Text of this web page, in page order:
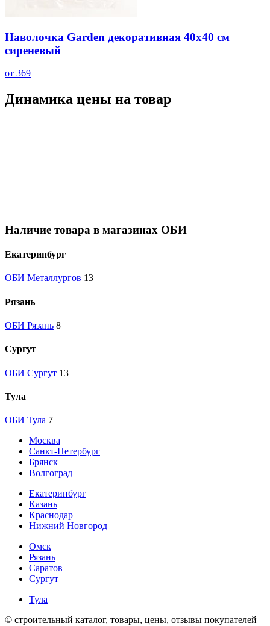
Наволочка Garden декоративная 40х40 см
сиреневый
от 369
Динамика цены на товар
Наличие товара в магазинах ОБИ
Екатеринбург
ОБИ Металлургов 13
Рязань
ОБИ Рязань 8
Сургут
ОБИ Сургут 13
Тула
ОБИ Тула 7
Москва
Санкт-Петербург
Брянск
Волгоград
Екатеринбург
Казань
Краснодар
Нижний Новгород
Омск
Рязань
Саратов
Сургут
Тула
© строительный каталог, товары, цены, отзывы покупателей